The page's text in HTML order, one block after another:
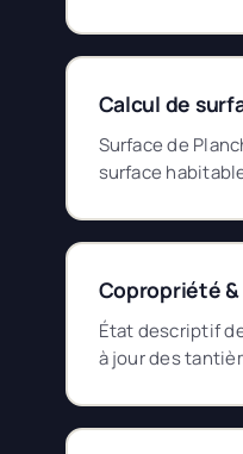
Calcul de
Surface de
surface
Copropriété &
État descriptif
à jour des